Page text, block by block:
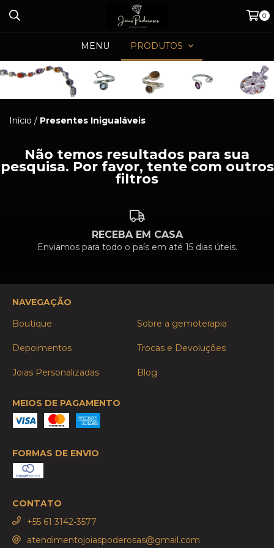
0
MENU PRODUTOS
Início / Presentes Inigualáveis
Não temos resultados para sua
pesquisa. Por favor, tente com outros
filtros
RECEBA EM CASA
Enviamos para todo o país em até 15 dias úteis.
NAVEGAÇÃO
Boutique
Sobre a gemoterapia
Depoimentos Trocas e Devoluções
Joias Personalizadas Blog
MEIOS DE PAGAMENTO
FORMAS DE ENVIO
CONTATO
‪+55 61 3142‑3577‬
atendimentojoiaspoderosas@gmail.com